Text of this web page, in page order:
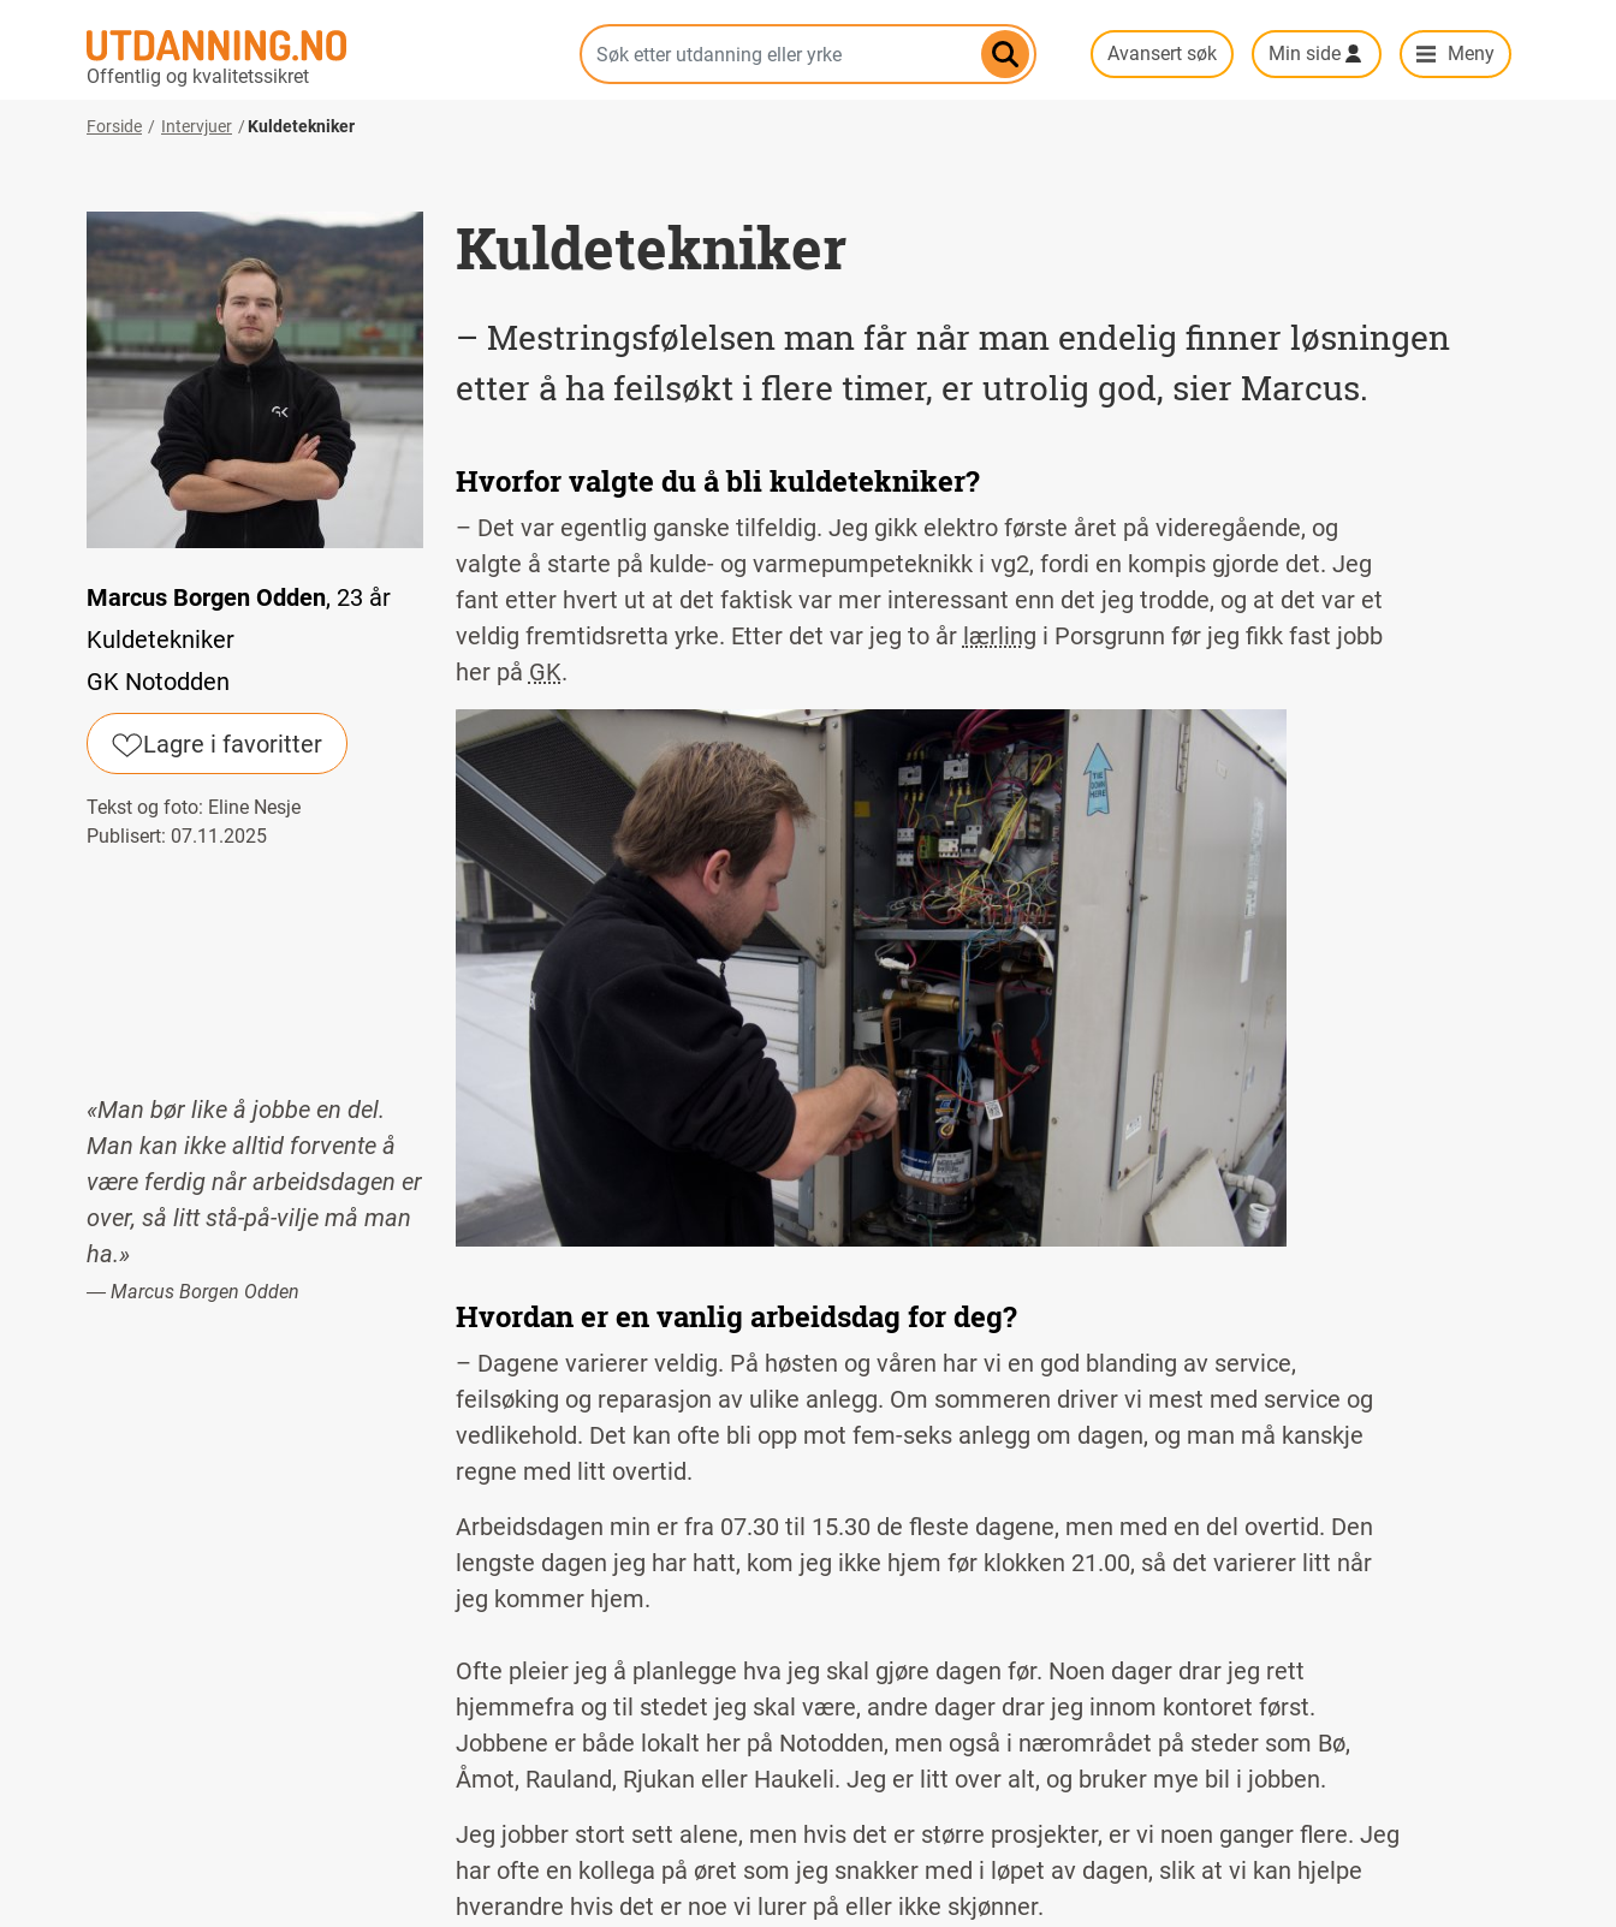
hovedinnhold
Offentlig og kvalitetssikret
Avansert søk Min side Meny
Forside Intervjuer Kuldetekniker
Kuldetekniker
– Mestringsfølelsen man får når man endelig finner løsningen
etter å ha feilsøkt i flere timer, er utrolig god, sier Marcus.
Marcus Borgen Odden, 23 år
Kuldetekniker
GK Notodden
Lagre i favoritter
Tekst og foto: Eline Nesje
Publisert: 07.11.2025
«Man bør like å jobbe en del.
Man kan ikke alltid forvente å
være ferdig når arbeidsdagen er
over, så litt stå-på-vilje må man
ha.»
― Marcus Borgen Odden
Hvorfor valgte du å bli kuldetekniker?
– Det var egentlig ganske tilfeldig. Jeg gikk elektro første året på videregående, og
valgte å starte på kulde- og varmepumpeteknikk i vg2, fordi en kompis gjorde det. Jeg
fant etter hvert ut at det faktisk var mer interessant enn det jeg trodde, og at det var et
veldig fremtidsretta yrke. Etter det var jeg to år lærling i Porsgrunn før jeg fikk fast jobb
her på GK.
Image
Hvordan er en vanlig arbeidsdag for deg?
– Dagene varierer veldig. På høsten og våren har vi en god blanding av service,
feilsøking og reparasjon av ulike anlegg. Om sommeren driver vi mest med service og
vedlikehold. Det kan ofte bli opp mot fem-seks anlegg om dagen, og man må kanskje
regne med litt overtid.
Arbeidsdagen min er fra 07.30 til 15.30 de fleste dagene, men med en del overtid. Den
lengste dagen jeg har hatt, kom jeg ikke hjem før klokken 21.00, så det varierer litt når
jeg kommer hjem.
Ofte pleier jeg å planlegge hva jeg skal gjøre dagen før. Noen dager drar jeg rett
hjemmefra og til stedet jeg skal være, andre dager drar jeg innom kontoret først.
Jobbene er både lokalt her på Notodden, men også i nærområdet på steder som Bø,
Åmot, Rauland, Rjukan eller Haukeli. Jeg er litt over alt, og bruker mye bil i jobben.
Jeg jobber stort sett alene, men hvis det er større prosjekter, er vi noen ganger flere. Jeg
har ofte en kollega på øret som jeg snakker med i løpet av dagen, slik at vi kan hjelpe
hverandre hvis det er noe vi lurer på eller ikke skjønner.